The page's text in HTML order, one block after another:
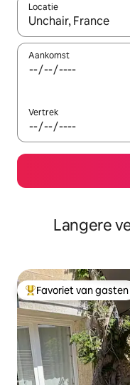
Locatie
Wanneer er
Aankomst
Vertrek
Langere
Topfavoriet van
Favoriet van gasten